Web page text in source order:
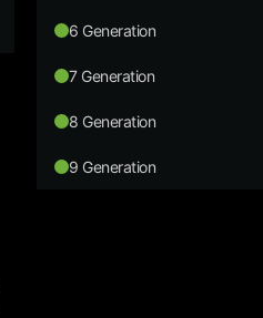
6 Generation
7 Generation
8 Generation
9 Generation